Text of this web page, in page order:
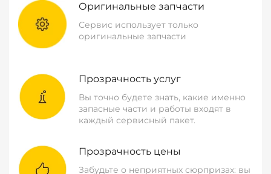
Оригинальные запчасти
Сервис использует только
оригинальные запчасти
Прозрачность услуг
Вы точно будете знать, какие именно
запасные части и работы входят в
каждый сервисный пакет.
Прозрачность цены
Забудьте о неприятных сюрпризах: вы